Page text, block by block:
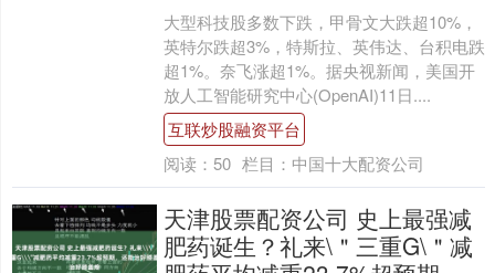
大型科技股多数下跌，甲骨文大跌超10%，
英特尔跌超3%，特斯拉、英伟达、台积电跌
超1%。奈飞涨超1%。据央视新闻，美国开
放人工智能研究中心(OpenAI)11日....
互联炒股融资平台
阅读： 50 栏目： 中国十大配资公司
天津股票配资公司 史上最强减
肥药诞生？礼来\＂三重G\＂减